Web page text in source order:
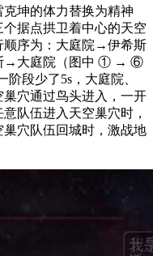
坤的体力替换为精神
据点拱卫着中心的天空
顺序为：大庭院→伊希斯
→大庭院（图中 ① → ⑥
段少了5s，大庭院、
穴通过鸟头进入，一开
队伍进入天空巢穴时，
穴队伍回城时，激战地